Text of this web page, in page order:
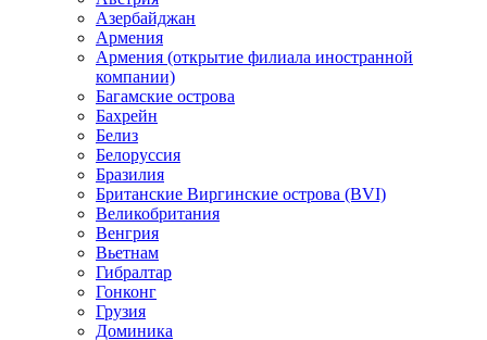
Азербайджан
Армения
Армения (открытие филиала иностранной
компании)
Багамские острова
Бахрейн
Белиз
Белоруссия
Бразилия
Британские Виргинские острова (BVI)
Великобритания
Венгрия
Вьетнам
Гибралтар
Гонконг
Грузия
Доминика